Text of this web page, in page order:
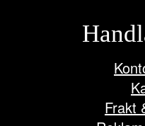
Frakt